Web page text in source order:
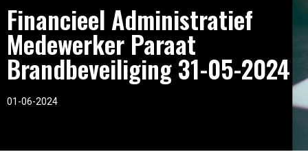
Financieel Administratief
Medewerker Paraat
Brandbeveiliging 31-05-2024
01-06-2024